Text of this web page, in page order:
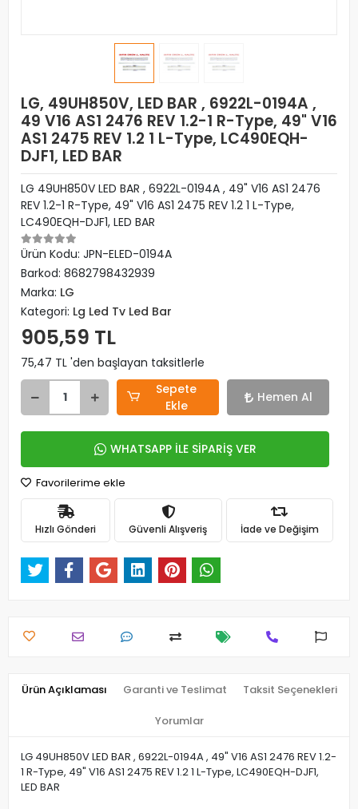
LG, 49UH850V, LED BAR , 6922L-0194A ,
49 V16 AS1 2476 REV 1.2-1 R-Type, 49" V16
AS1 2475 REV 1.2 1 L-Type, LC490EQH-
DJF1, LED BAR
LG 49UH850V LED BAR , 6922L-0194A , 49" V16 AS1 2476
REV 1.2-1 R-Type, 49" V16 AS1 2475 REV 1.2 1 L-Type,
LC490EQH-DJF1, LED BAR
Ürün Kodu: JPN-ELED-0194A
Barkod: 8682798432939
Marka: LG
Kategori: Lg Led Tv Led Bar
905,59 TL
75,47 TL 'den başlayan taksitlerle
Sepete
Ekle
Hemen Al
WHATSAPP İLE SİPARİŞ VER
Favorilerime ekle
Hızlı Gönderi Güvenli Alışveriş İade ve Değişim
Ürün Açıklaması Garanti ve Teslimat Taksit Seçenekleri
Yorumlar
LG 49UH850V LED BAR , 6922L-0194A , 49" V16 AS1 2476 REV 1.2-
1 R-Type, 49" V16 AS1 2475 REV 1.2 1 L-Type, LC490EQH-DJF1,
LED BAR